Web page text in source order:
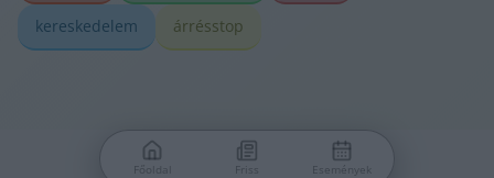
kereskedelem árrésstop
Főoldal Friss Események